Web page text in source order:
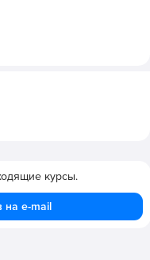
курсы.
на e-mail